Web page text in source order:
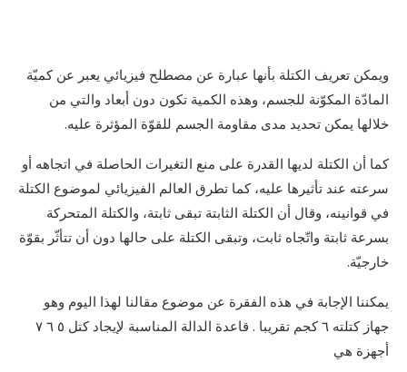
ويمكن تعريف الكتلة بأنها عبارة عن مصطلح فيزيائي يعبر عن كميّة
المادّة المكوّنة للجسم، وهذه الكمية تكون دون أبعاد والتي من
خلالها يمكن تحديد مدى مقاومة الجسم للقوّة المؤثرة عليه.
كما أن الكتلة لديها القدرة على منع التغيرات الحاصلة في اتجاهه أو
سرعته عند تأثيرها عليه، كما تطرق العالم الفيزيائي لموضوع الكتلة
في قوانينه، وقال أن الكتلة الثابتة تبقى ثابتة، والكتلة المتحركة
بسرعة ثابتة واتّجاه ثابت، وتبقى الكتلة على حالها دون أن تتأثّر بقوّة
خارجيّة.
يمكننا الإجابة في هذه الفقرة عن موضوع مقالنا لهذا اليوم وهو
جهاز كتلته ٦ كجم تقريبا . قاعدة الدالة المناسبة لإيجاد كتل ٥ ٦ ٧
أجهزة هي